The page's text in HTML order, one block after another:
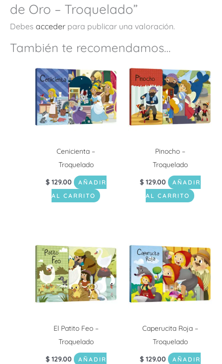
de Oro – Troquelado”
Debes acceder para publicar una valoración.
También te recomendamos…
Cenicienta –
Troquelado
$129.00
AÑADIR
AL CARRITO
Pinocho –
Troquelado
$129.00
AÑADIR
AL CARRITO
El Patito Feo –
Troquelado
$129.00 AÑADIR
Caperucita Roja –
Troquelado
$129.00 AÑADIR